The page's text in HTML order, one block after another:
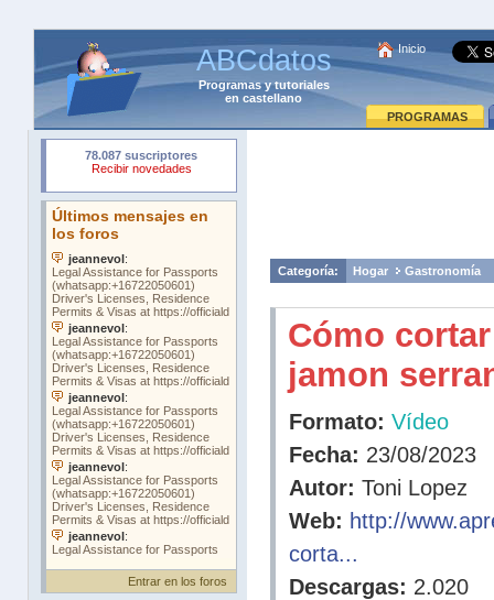
ABCdatos
Programasytutoriales
en castellano
Inicio
PROGRAMAS
Entrar en los foros
Categoría: Hogar Gastronomía
Cómo cortar
jamon
Formato: Vídeo
Fecha: 23/08/2023
Autor: Toni Lopez
Web: http://
corta...
Descargas: 2.020